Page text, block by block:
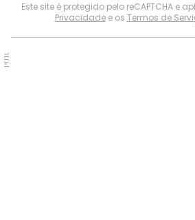
Este site é protegido pelo reCAPTCHA e
Privacidadee os Termos de
PUB.